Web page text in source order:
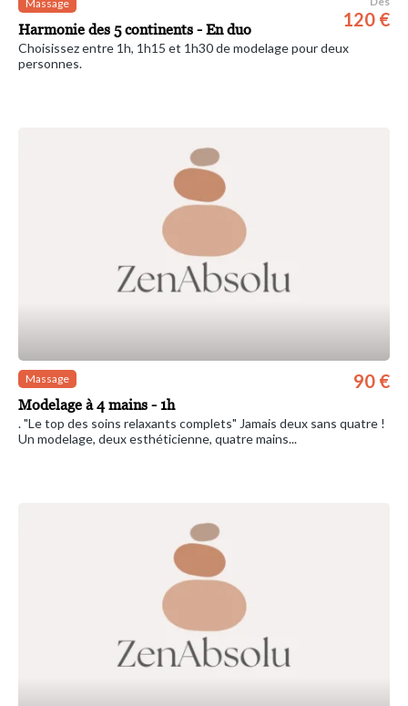
Massage
Harmonie des 5 continents - En duo 120 €
Choisissez entre 1h, 1h15 et 1h30 de modelage pour deux
personnes.
Massage
Modelage à 4 mains - 1h
90 €
. "Le top des soins relaxants complets" Jamais deux sans quatre !
Un modelage, deux esthéticienne, quatre mains...